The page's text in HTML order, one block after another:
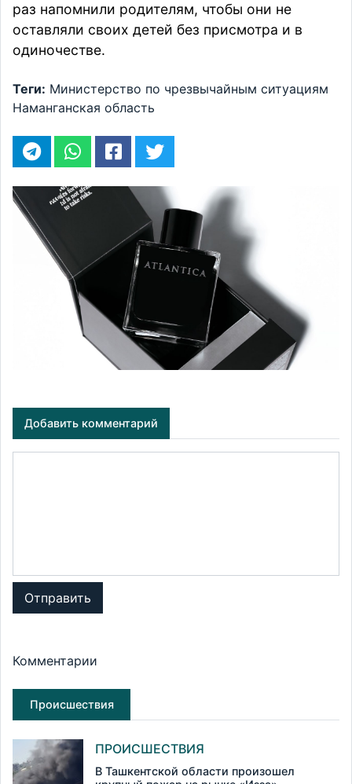
раз напомнили родителям, чтобы они не
оставляли своих детей без присмотра и в
одиночестве.
Теги: Министерство по чрезвычайным ситуациям
Наманганская область
Добавить комментарий
Отправить
Комментарии
Происшествия
ПРОИСШЕСТВИЯ
В Ташкентской области произошел